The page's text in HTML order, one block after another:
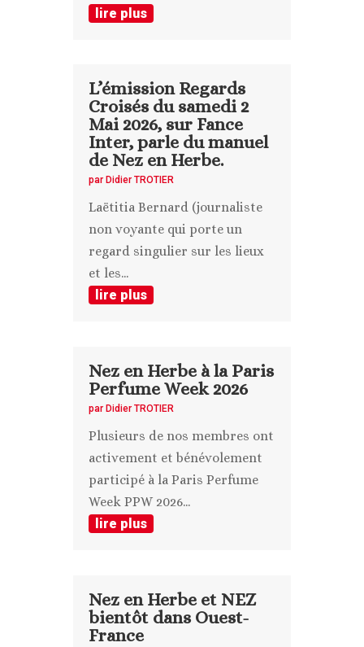
lire plus
L’émission Regards
Croisés du samedi 2
Mai 2026, sur Fance
Inter, parle du manuel
de Nez en Herbe.
par Didier TROTIER
Laëtitia Bernard (journaliste
non voyante qui porte un
regard singulier sur les lieux
et les...
lire plus
Nez en Herbe à la Paris
Perfume Week 2026
par Didier TROTIER
Plusieurs de nos membres ont
activement et bénévolement
participé à la Paris Perfume
Week PPW 2026...
lire plus
Nez en Herbe et NEZ
bientôt dans Ouest-
France